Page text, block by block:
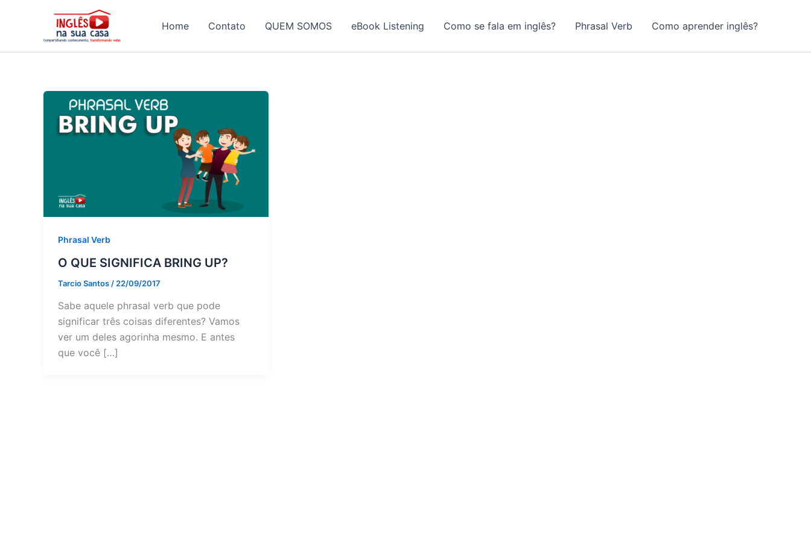
conteúdo
Home Contato QUEM SOMOS eBook Listening Como se fala em inglês? Phrasal Verb Como aprender inglês?
Phrasal Verb
O QUE SIGNIFICA BRING UP?
Tarcio Santos / 22/09/2017
Sabe aquele phrasal verb que pode
significar três coisas diferentes? Vamos
ver um deles agorinha mesmo. E antes
que você […]